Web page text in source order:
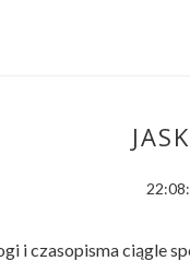
i czasopisma ciągle